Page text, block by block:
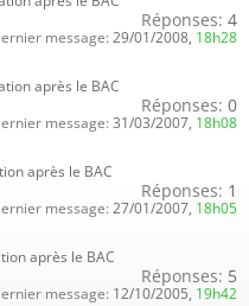
Réponses: 4
message: 29/01/2008, 18h28
après le BAC
Réponses: 0
message: 31/03/2007, 18h08
après le BAC
Réponses: 1
message: 27/01/2007, 18h05
après le BAC
Réponses: 5
message: 12/10/2005, 19h42